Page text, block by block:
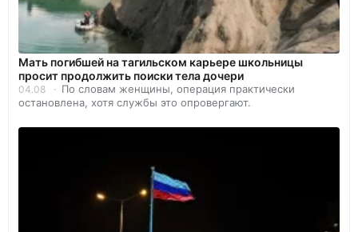
Мать погибшей на тагильском карьере школьницы
просит продолжить поиски тела дочери
04.08
По словам женщины, операция практически
остановлена, хотя службы это опровергают.